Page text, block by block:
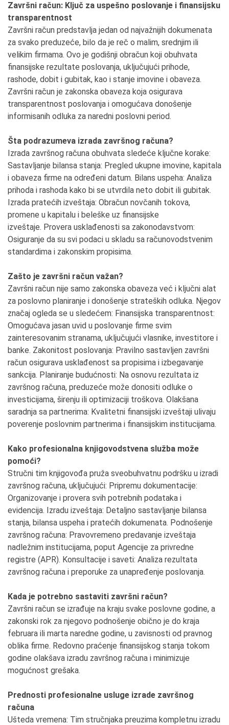
Završni račun: Ključ za uspešno poslovanje i finansijsku
transparentnost
Završni račun predstavlja jedan od najvažnijih dokumenata
za svako preduzeće, bilo da je reč o malim, srednjim ili
velikim firmama. Ovo je godišnji obračun koji obuhvata
finansijske rezultate poslovanja, uključujući prihode,
rashode, dobit i gubitak, kao i stanje imovine i obaveza.
Završni račun je zakonska obaveza koja osigurava
transparentnost poslovanja i omogućava donošenje
informisanih odluka za naredni poslovni period.
Šta podrazumeva izrada završnog računa?
Izrada završnog računa obuhvata sledeće ključne korake:
Sastavljanje bilansa stanja: Pregled ukupne imovine, kapitala
i obaveza firme na određeni datum. Bilans uspeha: Analiza
prihoda i rashoda kako bi se utvrdila neto dobit ili gubitak.
Izrada pratećih izveštaja: Obračun novčanih tokova,
promene u kapitalu i beleške uz finansijske
izveštaje. Provera usklađenosti sa zakonodavstvom:
Osiguranje da su svi podaci u skladu sa računovodstvenim
standardima i zakonskim propisima.
Zašto je završni račun važan?
Završni račun nije samo zakonska obaveza već i ključni alat
za poslovno planiranje i donošenje strateških odluka. Njegov
značaj ogleda se u sledećem: Finansijska transparentnost:
Omogućava jasan uvid u poslovanje firme svim
zainteresovanim stranama, uključujući vlasnike, investitore i
banke. Zakonitost poslovanja: Pravilno sastavljen završni
račun osigurava usklađenost sa propisima i izbegavanje
sankcija. Planiranje budućnosti: Na osnovu rezultata iz
završnog računa, preduzeće može donositi odluke o
investicijama, širenju ili optimizaciji troškova. Olakšana
saradnja sa partnerima: Kvalitetni finansijski izveštaji ulivaju
poverenje poslovnim partnerima i finansijskim institucijama.
Kako profesionalna knjigovodstvena služba može
pomoći?
Stručni tim knjigovođa pruža sveobuhvatnu podršku u izradi
završnog računa, uključujući: Pripremu dokumentacije:
Organizovanje i provera svih potrebnih podataka i
evidencija. Izradu izveštaja: Detaljno sastavljanje bilansa
stanja, bilansa uspeha i pratećih dokumenata. Podnošenje
završnog računa: Pravovremeno predavanje izveštaja
nadležnim institucijama, poput Agencije za privredne
registre (APR). Konsultacije i saveti: Analiza rezultata
završnog računa i preporuke za unapređenje poslovanja.
Kada je potrebno sastaviti završni račun?
Završni račun se izrađuje na kraju svake poslovne godine, a
zakonski rok za njegovo podnošenje obično je do kraja
februara ili marta naredne godine, u zavisnosti od pravnog
oblika firme. Redovno praćenje finansijskog stanja tokom
godine olakšava izradu završnog računa i minimizuje
mogućnost grešaka.
Prednosti profesionalne usluge izrade završnog
računa
Ušteda vremena: Tim stručnjaka preuzima kompletnu izradu